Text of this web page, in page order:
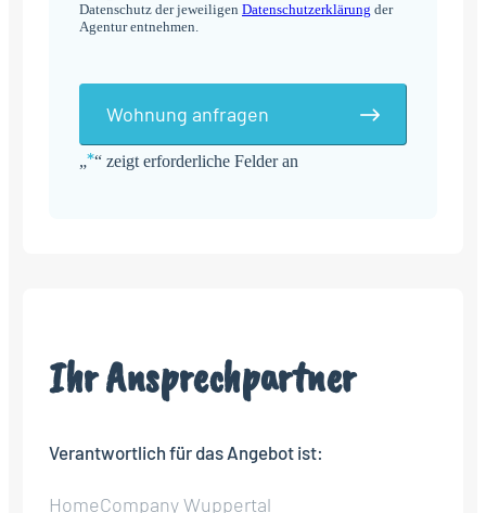
„*“ zeigt erforderliche Felder an
Datenschutz der jeweiligen Datenschutzerklärung der
Agentur entnehmen.
Wohnung anfragen
Ihr Ansprechpartner
Verantwortlich für das Angebot ist:
HomeCompany Wuppertal